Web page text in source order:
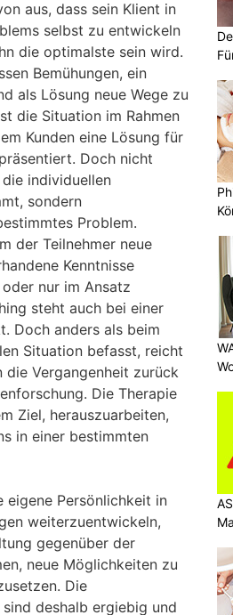
aus, dass sein Klient in
selbst zu entwickeln
die optimalste sein wird.
Bemühungen, ein
als Lösung neue Wege zu
die Situation im Rahmen
Kunden eine Lösung für
Doch nicht
individuellen
sondern
Problem.
der Teilnehmer neue
Kenntnisse
nur im Ansatz
steht auch bei einer
Doch anders als beim
Situation befasst, reicht
Vergangenheit zurück
Die Therapie
Ziel, herauszuarbeiten,
in einer bestimmten
Persönlichkeit in
weiterzuentwickeln,
gegenüber der
neue Möglichkeiten zu
Die
deshalb ergiebig und